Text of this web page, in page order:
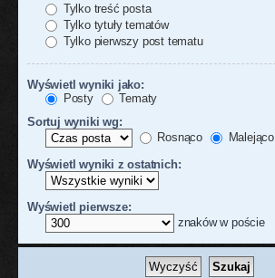
Tylko treść posta
Tylko tytuły tematów
Tylko pierwszy post tematu
Wyświetl wyniki jako:
Posty
Tematy
Sortuj wyniki wg:
Rosnąco
Malejąco
Wyświetl wyniki z ostatnich:
Wyświetl pierwsze:
znaków w poście